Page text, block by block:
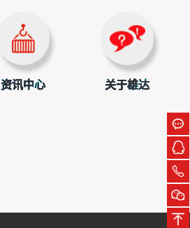
资讯中心 关于雄达